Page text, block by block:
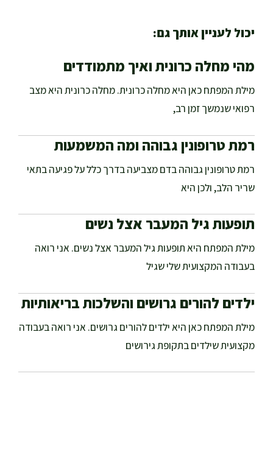
יכול לעניין אותך גם:
מהי מחלה כרונית ואיך מתמודדים
מילת המפתח כאן היא מחלה כרונית. מחלה כרונית היא מצב
רפואי שנמשך זמן רב,
רמת טרופונין גבוהה ומה המשמעות
רמת טרופונין גבוהה בדם מצביעה בדרך כלל על פגיעה בתאי
שריר הלב, ולכן היא
תופעות גיל המעבר אצל נשים
מילת המפתח היא תופעות גיל המעבר אצל נשים. אני רואה
בעבודה המקצועית שלי שגיל
ילדים להורים גרושים והשלכות בריאותיות
מילת המפתח כאן היא ילדים להורים גרושים. אני רואה בעבודה
מקצועית שילדים בתקופת גירושים